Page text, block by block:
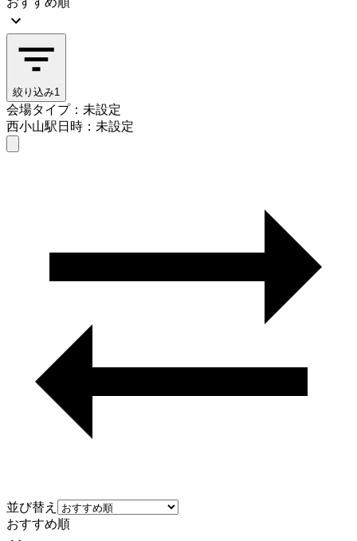
絞り込み1
会場タイプ：未設定
西小山駅日時：未設定
並び替え
おすすめ順